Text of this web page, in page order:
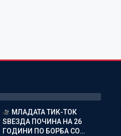
МЛАДАТА ТИК-ТОК
ЅВЕЗДА ПОЧИНА НА 26
ГОДИНИ ПО БОРБА СО…